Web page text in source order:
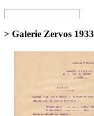
> Galerie Zervos 1933